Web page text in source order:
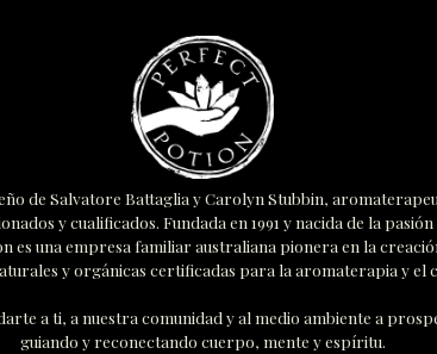
de Salvatore Battaglia y Carolyn Stubbin,
y cualificados. Fundada en 1991 y nacida de la
es una empresa familiar australiana pionera en la
y orgánicas certificadas para la aromaterapia y el
a ti, a nuestra comunidad y al medio ambiente a
guiando y reconectando cuerpo, mente y espíritu.